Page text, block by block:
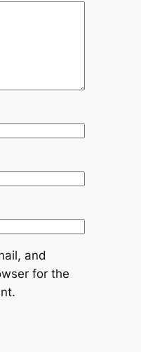
and
for the